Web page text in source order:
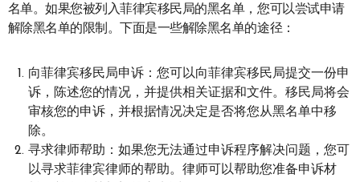
名单。如果您被列入菲律宾移民局的黑名单，您可以尝试申请
解除黑名单的限制。下面是一些解除黑名单的途径：
向菲律宾移民局申诉：您可以向菲律宾移民局提交一份申
诉，陈述您的情况，并提供相关证据和文件。移民局将会
审核您的申诉，并根据情况决定是否将您从黑名单中移
除。
寻求律师帮助：如果您无法通过申诉程序解决问题，您可
以寻求菲律宾律师的帮助。律师可以帮助您准备申诉材